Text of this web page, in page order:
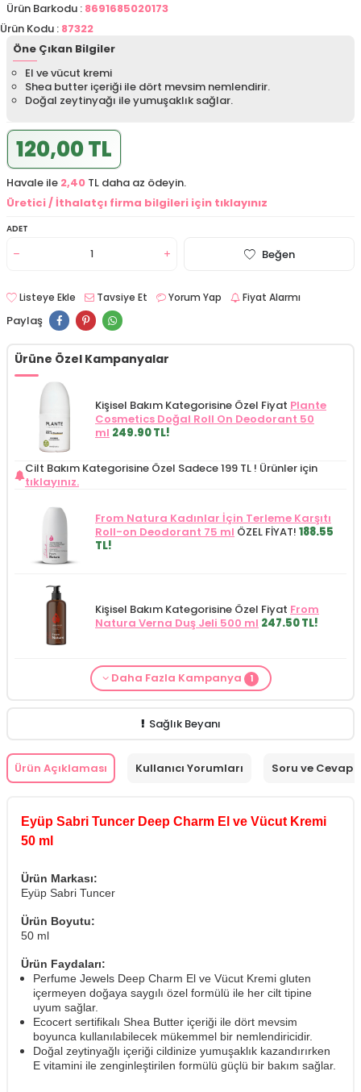
Ürün Barkodu : 8691685020173
Ürün Kodu : 87322
Öne Çıkan Bilgiler
El ve vücut kremi
Shea butter içeriği ile dört mevsim nemlendirir.
Doğal zeytinyağı ile yumuşaklık sağlar.
120,00 TL
Havale ile 2,40 TL daha az ödeyin.
Üretici / İthalatçı firma bilgileri için tıklayınız
ADET
Beğen
Listeye Ekle Tavsiye Et Yorum Yap Fiyat Alarmı
Paylaş
Ürüne Özel Kampanyalar
Kişisel Bakım Kategorisine Özel Fiyat Plante
Cosmetics Doğal Roll On Deodorant 50
ml 249.90 TL!
Cilt Bakım Kategorisine Özel Sadece 199 TL ! Ürünler için
tıklayınız.
From Natura Kadınlar İçin Terleme Karşıtı
Roll-on Deodorant 75 ml ÖZEL FİYAT! 188.55
TL!
Kişisel Bakım Kategorisine Özel Fiyat From
Natura Verna Duş Jeli 500 ml 247.50 TL!
Cilt Bakım ürünü siparişinizdeMamaaura
Daha Fazla Kampanya 1
Sağlık Beyanı
Ürün Açıklaması Kullanıcı Yorumları Soru ve Cevap
Eyüp Sabri Tuncer Deep Charm El ve Vücut Kremi
50 ml
Ürün Markası:
Eyüp Sabri Tuncer
Ürün Boyutu:
50 ml
Ürün Faydaları:
Perfume Jewels Deep Charm El ve Vücut Kremi gluten
içermeyen doğaya saygılı özel formülü ile her cilt tipine
uyum sağlar.
Ecocert sertifikalı Shea Butter içeriği ile dört mevsim
boyunca kullanılabilecek mükemmel bir nemlendiricidir.
Doğal zeytinyağlı içeriği cildinize yumuşaklık kazandırırken
E vitamini ile zenginleştirilen formülü güçlü bir bakım sağlar.